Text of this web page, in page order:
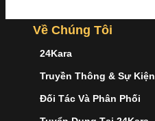
Về Chúng Tôi
24Kara
Truyền Thông & Sự Kiện
Đối Tác Và Phân Phối